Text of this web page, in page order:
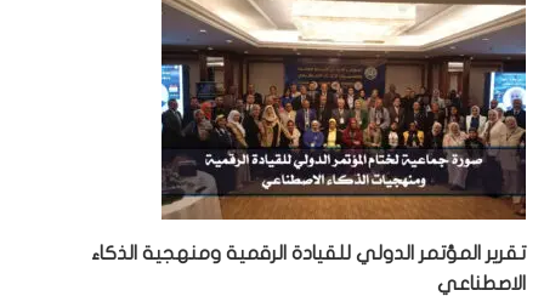
تقرير المؤتمر الدولي للقيادة الرقمية ومنهجية الذكاء
الاصطناعي